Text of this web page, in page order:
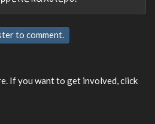
to comment.
If you want to get involved, click